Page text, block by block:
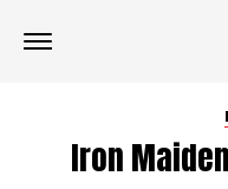
Iron